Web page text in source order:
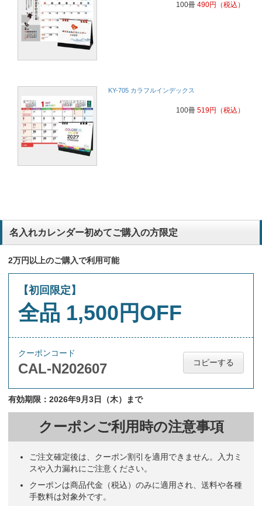
100冊 490円 （税込）
KY-705 カラフルインデックス
100冊 519円 （税込）
名入れカレンダー初めてご購入の方限定
2万円以上のご購入で利用可能
【初回限定】
全品 1,500円OFF
クーポンコード
CAL-N202607 コピーする
有効期限：2026年9月3日（木）まで
クーポンご利用時の注意事項
ご注文確定後は、クーポン割引を適用できません。入力ミ
スや入力漏れにご注意ください。
クーポンは商品代金（税込）のみに適用され、送料や各種
手数料は対象外です。